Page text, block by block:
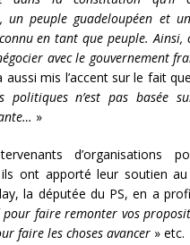
un peuple guadeloupéen et
en tant que peuple. Ainsi,
avec le gouvernement
aussi mis l’accent sur le fait
politiques n’est pas basée
»
d’organisations
ont apporté leur soutien au
la députée du PS, en a
pour faire remonter vos
faire les choses avancer » etc.